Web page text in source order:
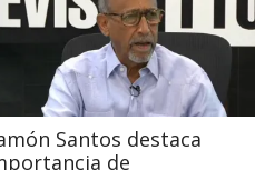
Santos destaca
de